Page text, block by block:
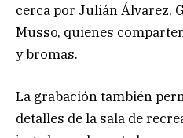
cerca por Julián Álvarez,
Musso, quienes
y bromas.
La grabación también
detalles de la sala de